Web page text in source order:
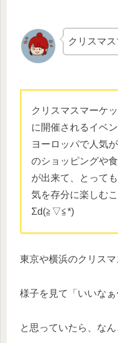
クリスマ
クリスマスマーケ
に開催されるイベン
ヨーロッパで人気
のショッピングや
が出来て、
とって
気を存分に楽しむ
Σd(≧︎▽︎≦︎*)
東京や横浜のクリス
様子を見て「いいなぁ
と思っていたら、な